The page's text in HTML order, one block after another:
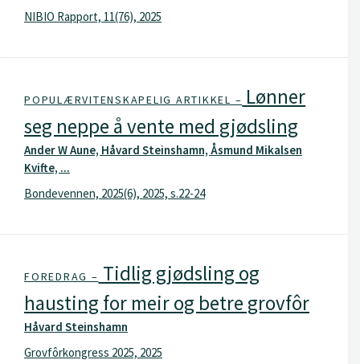
NIBIO Rapport, 11(76), 2025
POPULÆRVITENSKAPELIG ARTIKKEL – Lønner
seg neppe å vente med gjødsling
Ander W Aune, Håvard Steinshamn, Åsmund Mikalsen
Kvifte, ...
Bondevennen, 2025(6), 2025, s.22-24
FOREDRAG – Tidlig gjødsling og
hausting for meir og betre grovfôr
Håvard Steinshamn
Grovfôrkongress 2025, 2025